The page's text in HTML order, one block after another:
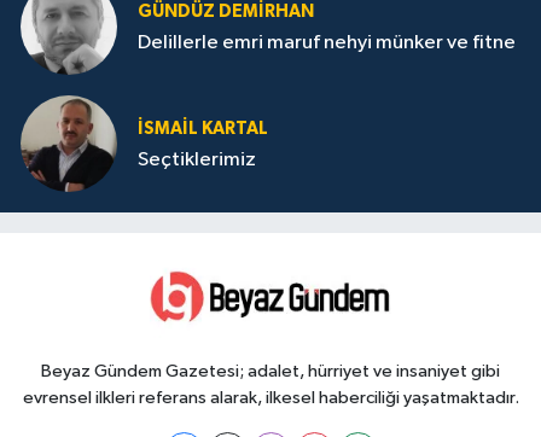
GÜNDÜZ DEMIRHAN
Delillerle emri maruf nehyi münker ve fitne
İSMAIL KARTAL
Seçtiklerimiz
Beyaz Gündem Gazetesi; adalet, hürriyet ve insaniyet gibi
evrensel ilkleri referans alarak, ilkesel haberciliği yaşatmaktadır.